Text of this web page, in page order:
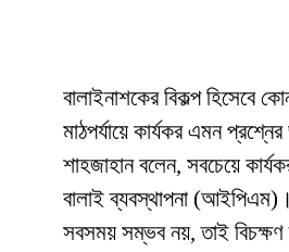
বালাইনাশকের বিকল্প হিসেবে
মাঠপর্যায়ে কার্যকর এমন
শাহজাহান বলেন, সবচেয়ে
বালাই ব্যবস্থাপনা
সবসময় সম্ভব নয়, তাই